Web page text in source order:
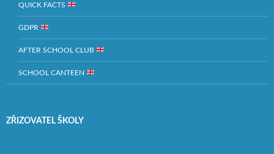
QUICK FACTS
GDPR
AFTER SCHOOL CLUB
SCHOOL CANTEEN
ZŘIZOVATEL ŠKOLY